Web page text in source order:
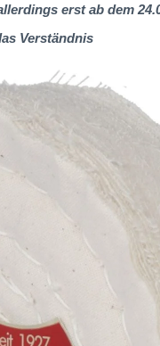
erst ab dem
Verständnis